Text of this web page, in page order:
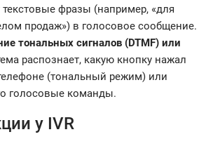
текстовые фразы (например, «для
продаж») в голосовое сообщение.
тональных сигналов (DTMF) или
распознает, какую кнопку нажал
(тональный режим) или
голосовые команды.
у IVR